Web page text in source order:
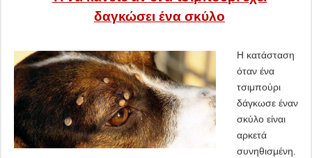
δαγκώσει ένα σκύλο
Η κατάσταση
όταν ένα
τσιμπούρι
δάγκωσε έναν
σκύλο είναι
αρκετά
συνηθισμένη.